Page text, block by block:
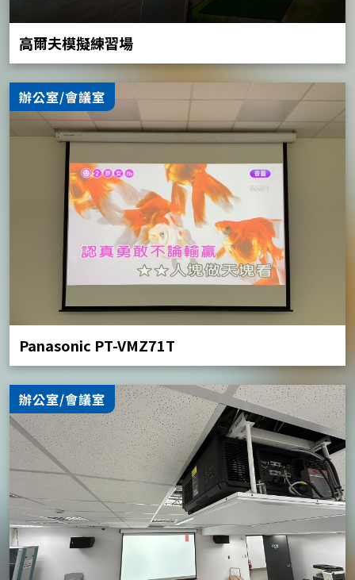
高爾夫模擬練習場
辦公室/會議室
Panasonic PT-VMZ71T
辦公室/會議室